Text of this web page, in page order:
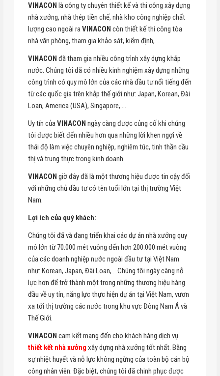
VINACON là công ty chuyên thiết kế và thi công xây dựng
nhà xưởng, nhà thép tiền chế, nhà kho công nghiệp chất
lượng cao ngoài raVINACON còn thiết kế thi công tòa
nhà văn phòng, tham gia khảo sát, kiểm định,….
VINACON đã tham gia nhiều công trình xây dựng khắp
nước. Chúng tôi đã có nhiều kinh nghiệm xây dựng những
công trình có quy mô lớn của các nhà đầu tư nổi tiếng đến
từ các quốc gia trên khắp thế giới như: Japan, Korean, Đài
Loan, America (USA), Singapore,….
Uy tín củaVINACON ngày càng được củng cố khi chúng
tôi được biết đến nhiều hơn qua những lời khen ngợi về
thái độ làm việc chuyên nghiệp, nghiêm túc, tinh thần cầu
thị và trung thực trong kinh doanh.
VINACON giờ đây đã là một thương hiệu được tin cậy đối
với những chủ đầu tư có tên tuổi lớn tại thị trường Việt
Nam.
Lợi ích của quý khách:
Chúng tôi đã và đang triển khai các dự án nhà xưởng quy
mô lớn từ 70.000 mét vuông đến hơn 200.000 mét vuông
của các doanh nghiệp nước ngoài đầu tư tại Việt Nam
như: Korean, Japan, Đài Loan,… Chúng tôi ngày càng nỗ
lực hơn để trở thành một trong những thương hiệu hàng
đầu về uy tín, năng lực thực hiện dự án tại Việt Nam, vươn
xa tới thị trường các nước trong khu vực Đông Nam Á và
Thế Giới.
VINACON cam kết mang đến cho khách hàng dịch vụ
thiết kết nhà xưởng xây dựng nhà xưởng tốt nhất. Bằng
sự nhiệt huyết và nỗ lực không ngừng của toàn bộ cán bộ
công nhân viên. Đặc biệt, chúng tôi đã chinh phục được